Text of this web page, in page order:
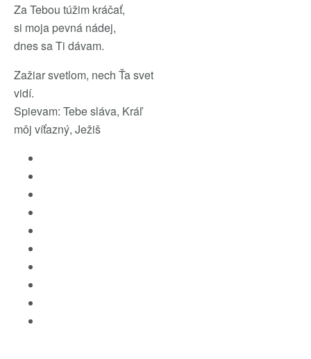
Za Tebou túžim kráčať,
si moja pevná nádej,
dnes sa Ti dávam.
Zažiar svetlom, nech Ťa svet
vidí.
Spievam: Tebe sláva, Kráľ
môj víťazný, Ježiš